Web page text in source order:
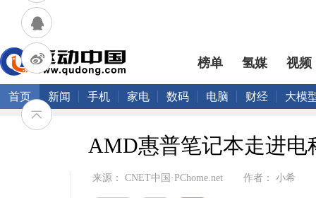
榜单 氢媒 视频
首页 新闻 手机 家电 数码 电脑 财经 大模
AMD惠普笔记本走进电
来源： CNET中国·PChome.net 作者： 小希